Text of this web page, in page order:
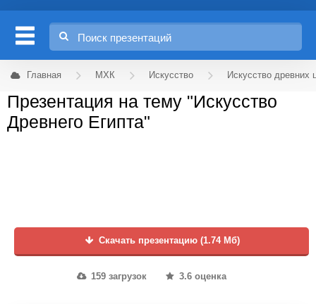
Главная МХК Искусство Искусство древних
Презентация на тему "Искусство
Древнего Египта"
Скачать презентацию (1.74 Мб)
159 загрузок 3.6 оценка